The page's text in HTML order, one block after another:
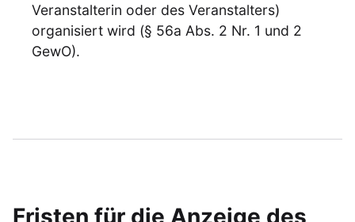
Veranstalterin oder des Veranstalters)
organisiert wird (§ 56a Abs. 2 Nr. 1 und 2
GewO).
Fristen für die Anzeige des